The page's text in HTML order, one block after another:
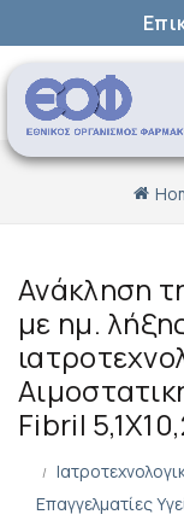
Ανάκληση
με ημ.
Fibril
Επαγγελματίες